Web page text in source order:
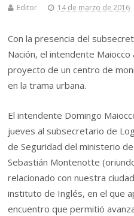
Editor 14 de marzo de 2016
Con la presencia del
Nación, el intendente
proyecto de un centro de
en la trama urbana.
El intendente Domingo
jueves al subsecretario de
de Seguridad del ministerio
Sebastián Montenotte
relacionado con nuestra
instituto de Inglés, en el que
encuentro que permitió